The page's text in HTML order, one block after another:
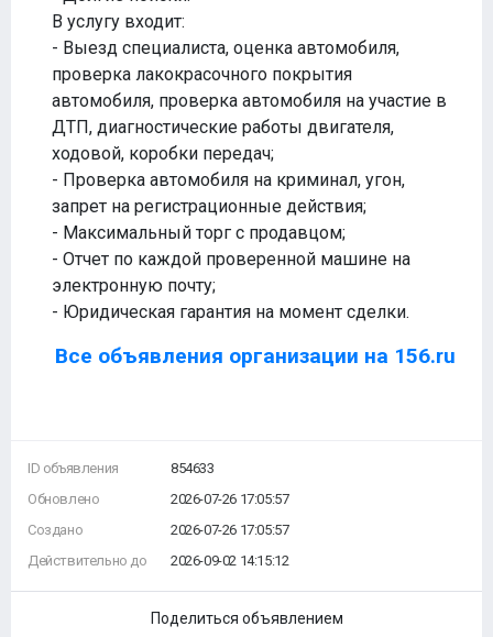
В услугу входит:
- Выезд специалиста, оценка автомобиля,
проверка лакокрасочного покрытия
автомобиля, проверка автомобиля на участие в
ДТП, диагностические работы двигателя,
ходовой, коробки передач;
- Проверка автомобиля на криминал, угон,
запрет на регистрационные действия;
- Максимальный торг с продавцом;
- Отчет по каждой проверенной машине на
электронную почту;
- Юридическая гарантия на момент сделки.
Все объявления организации на 156.ru
ID объявления
Обновлено
Создано
Действительно до
854633
2026-07-26 17:05:57
2026-07-26 17:05:57
2026-09-02 14:15:12
Поделиться объявлением